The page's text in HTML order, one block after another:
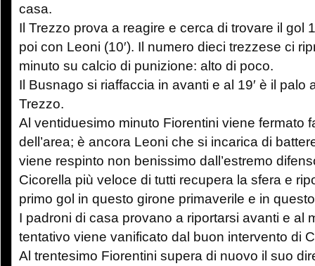
casa.
Il Trezzo prova a reagire e cerca di trovare il gol
poi con Leoni (10′). Il numero dieci trezzese ci
minuto su calcio di punizione: alto di poco.
Il Busnago si riaffaccia in avanti e al 19′ è il palo
Trezzo.
Al ventiduesimo minuto Fiorentini viene fermato
dell’area; è ancora Leoni che si incarica di
viene respinto non benissimo dall’estremo
Cicorella più veloce di tutti recupera la sfera e
primo gol in questo girone primaverile e in
I padroni di casa provano a riportarsi avanti e al
tentativo viene vanificato dal buon intervento di
Al trentesimo Fiorentini supera di nuovo il suo